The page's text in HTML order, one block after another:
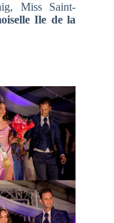
Miss Saint-
Ile de la